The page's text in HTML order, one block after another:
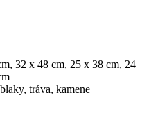
32 x 48 cm, 25 x 38 cm, 24
tráva, kamene